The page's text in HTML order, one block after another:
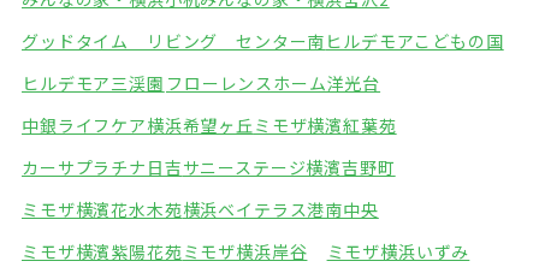
グッドタイム リビング センター南 ヒルデモアこどもの国
ヒルデモア三渓園 フローレンスホーム洋光台
中銀ライフケア横浜希望ヶ丘 ミモザ横濱紅葉苑
カーサプラチナ日吉サニーステージ横濱吉野町
ミモザ横濱花水木苑横浜ベイテラス港南中央
ミモザ横濱紫陽花苑ミモザ横浜岸谷
ミモザ横浜いずみ